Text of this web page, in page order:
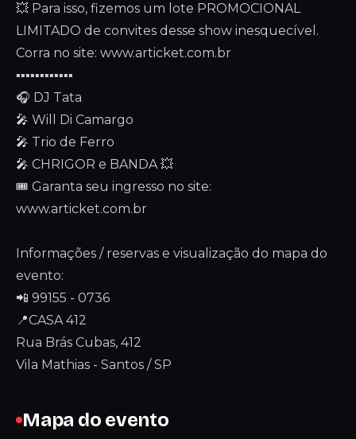
💥 Para isso, fizemos um lote PROMOCIONAL
LIMITADO de convites desse show inesquecível.
Corra no site: www.articket.com.br
▪️▪️▪️▪️▪️▪️▪️▪️▪️▪️▪️▪️
🎧 DJ Tata
🎤 Will Di Camargo
🎤 Trio de Ferro
🎤 CHRIGOR e BANDA 💥
🎟️ Garanta seu ingresso no site:
www.articket.com.br
Informações / reservas e visualização do mapa do
evento:
📲 99155 - 0736
📍CASA 412
Rua Brás Cubas, 412
Vila Mathias - Santos / SP
Mapa do evento